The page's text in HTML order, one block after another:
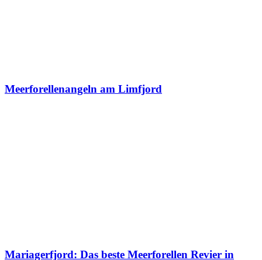
Meerforellenangeln am Limfjord
Mariagerfjord: Das beste Meerforellen Revier in